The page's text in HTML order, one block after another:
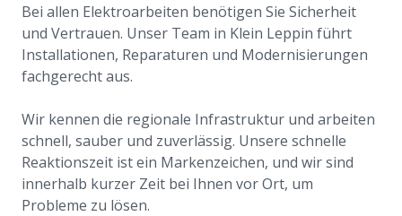
Bei allen Elektroarbeiten benötigen Sie Sicherheit
und Vertrauen. Unser Team in Klein Leppin führt
Installationen, Reparaturen und Modernisierungen
fachgerecht aus.
Wir kennen die regionale Infrastruktur und arbeiten
schnell, sauber und zuverlässig. Unsere schnelle
Reaktionszeit ist ein Markenzeichen, und wir sind
innerhalb kurzer Zeit bei Ihnen vor Ort, um
Probleme zu lösen.